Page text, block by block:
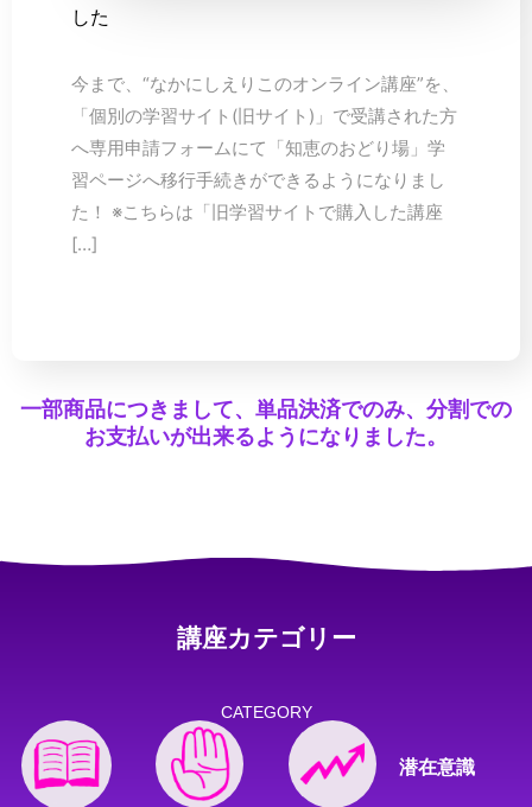
した
今まで、“なかにしえりこのオンライン講座”を、
「個別の学習サイト(旧サイト)」で受講された方
へ専用申請フォームにて「知恵のおどり場」学
習ページへ移行手続きができるようになりまし
た！ ※こちらは「旧学習サイトで購入した講座
[…]
一部商品につきまして、単品決済でのみ、分割での
お支払いが出来るようになりました。
講座カテゴリー
CATEGORY
潜在意識